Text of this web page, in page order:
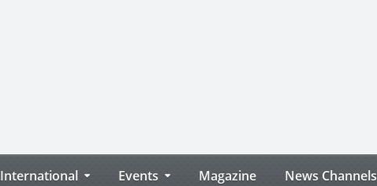
International Events Magazine News Channels